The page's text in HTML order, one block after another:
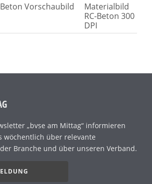
Materialbild
RC-Beton 300
DPI
„bvse am Mittag“ informieren
wöchentlich über relevante
Branche und über unseren Verband.